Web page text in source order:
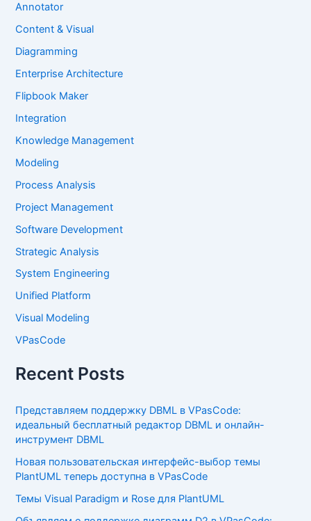
Annotator
Content & Visual
Diagramming
Enterprise Architecture
Flipbook Maker
Integration
Knowledge Management
Modeling
Process Analysis
Project Management
Software Development
Strategic Analysis
System Engineering
Unified Platform
Visual Modeling
VPasCode
Recent Posts
Представляем поддержку DBML в VPasCode:
идеальный бесплатный редактор DBML и онлайн-
инструмент DBML
Новая пользовательская интерфейс-выбор темы
PlantUML теперь доступна в VPasCode
Темы Visual Paradigm и Rose для PlantUML